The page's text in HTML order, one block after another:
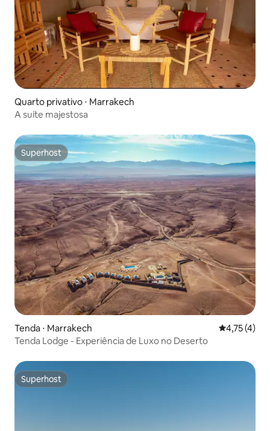
Quarto privativo ⋅ Marrakech
A suíte majestosa
Superhost
Superhost
Tenda ⋅ Marrakech 4,75 de
4,75 (4)
Tenda Lodge - Experiência de Luxo no Deserto
Superhost
Superhost